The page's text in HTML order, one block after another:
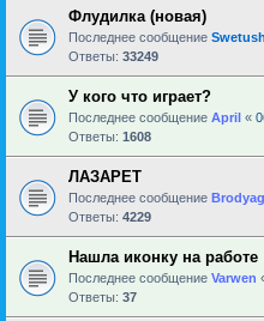
Флудилка (новая)
Последнее сообщение
Ответы: 33249
У кого что играет?
Последнее сообщение April «
Ответы: 1608
ЛАЗАРЕТ
Последнее сообщение
Ответы: 4229
Нашла иконку на работе
Последнее сообщение Varwen
Ответы: 37